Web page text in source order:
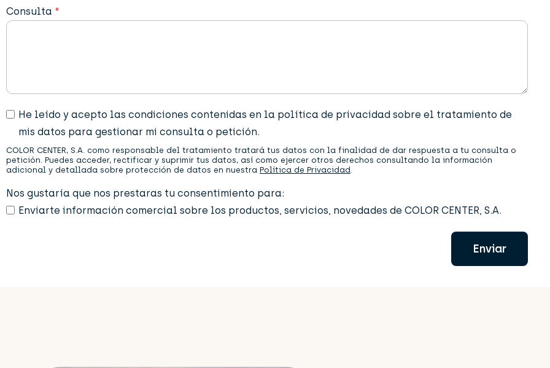
Consulta *
P
v
a
c
d
a
He leído y acepto las condiciones contenidas en la política de privacidad sobre el tratamiento de
mis datos para gestionar mi consulta o petición.
COLOR CENTER, S.A. como responsable del tratamiento tratará tus datos con la finalidad de dar respuesta a tu consulta o
petición. Puedes acceder, rectificar y suprimir tus datos, así como ejercer otros derechos consultando la información
adicional y detallada sobre protección de datos en nuestra Política de Privacidad
Nos gustaría que nos prestaras tu consentimiento para:
Enviarte información comercial sobre los productos, servicios, novedades de COLOR CENTER, S.A.
Enviar